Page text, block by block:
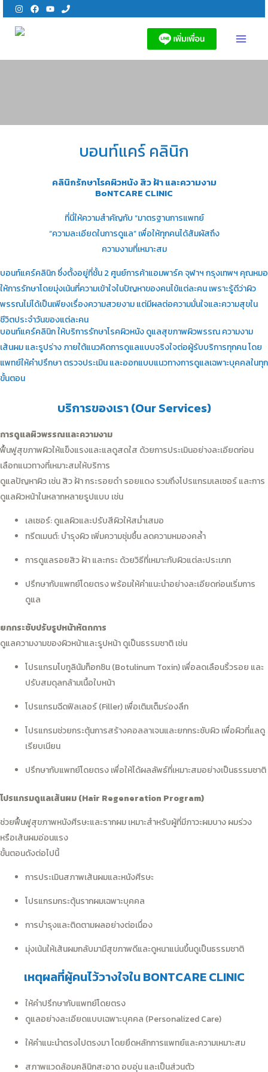
content
บอนท์แคร์ คลินิก
คลินิกรักษาโรคผิวหนัง สิว ฝ้า และความงาม
BoNTCARE CLINIC
ที่นี่ให้ความสำคัญกับ “มาตรฐานการแพทย์
“ความละเอียดในการดูแล” เพื่อให้ทุกคนได้สัมผัสถึง
ความงามที่เหมาะสม
บอนท์แคร์คลินิก ซึ่งตั้งอยู่ที่ชั้น 2 ศูนย์การค้าแอมพาร์ค จุฬาฯ กรุงเทพฯ คุณหมอ
ให้การรักษาโดยมุ่งเน้นที่ความเข้าใจในปัญหาของคนไข้แต่ละคน เพราะรู้ดีว่าผิว
พรรณไม่ได้เป็นเพียงเรื่องความสวยงาม แต่มีผลต่อความมั่นใจและความสุขใน
ชีวิตประจำวันของแต่ละคน
บอนท์แคร์คลินิก ให้บริการรักษาโรคผิวหนัง ดูแลสุขภาพผิวพรรณ ความงาม
เส้นผม และรูปร่าง ภายใต้แนวคิดการดูแลแบบจริงใจต่อผู้รับบริการทุกคน โดย
แพทย์ให้คำปรึกษา ตรวจประเมิน และออกแบบแนวทางการดูแลเฉพาะบุคคลในทุก
ขั้นตอน
บริการของเรา (Our Services)
การดูแลผิวพรรณและความงาม
ฟื้นฟูสุขภาพผิวให้แข็งแรงและแลดูสดใส ด้วยการประเมินอย่างละเอียดก่อน
เลือกแนวทางที่เหมาะสมให้บริการ
ดูแลปัญหาผิว เช่น สิว ฝ้า กระรอยดำ รอยแดง รวมถึงโปรแกรมเลเซอร์ และการ
ดูแลผิวหน้าในหลากหลายรูปแบบ เช่น
เลเซอร์: ดูแลผิวและปรับสีผิวให้สม่ำเสมอ
ทรีตเมนต์: บำรุงผิว เพิ่มความชุ่มชื้น ลดความหมองคล้ำ
การดูแลรอยสิว ฝ้า และกระ ด้วยวิธีที่เหมาะกับผิวแต่ละประเภท
ปรึกษากับแพทย์โดยตรง พร้อมให้คำแนะนำอย่างละเอียดก่อนเริ่มการ
ดูแล
ยกกระชับปรับรูปหน้าหัตถการ
ดูแลความงามของผิวหน้าและรูปหน้า ดูเป็นธรรมชาติ เช่น
โปรแกรมโบทูลินัมท็อกซิน (Botulinum Toxin) เพื่อลดเลือนริ้วรอย และ
ปรับสมดุลกล้ามเนื้อใบหน้า
โปรแกรมฉีดฟิลเลอร์ (Filler) เพื่อเติมเต็มร่องลึก
โปรแกรมช่วยกระตุ้นการสร้างคอลลาเจนและยกกระชับผิว เพื่อผิวที่แลดู
เรียบเนียน
ปรึกษากับแพทย์โดยตรง เพื่อให้ได้ผลลัพธ์ที่เหมาะสมอย่างเป็นธรรมชาติ
โปรแกรมดูแลเส้นผม (Hair Regeneration Program)
ช่วยฟื้นฟูสุขภาพหนังศีรษะและรากผม เหมาะสำหรับผู้ที่มีภาวะผมบาง ผมร่วง
หรือเส้นผมอ่อนแรง
ขั้นตอนดังต่อไปนี้
การประเมินสภาพเส้นผมและหนังศีรษะ
โปรแกรมกระตุ้นรากผมเฉพาะบุคคล
การบำรุงและติดตามผลอย่างต่อเนื่อง
มุ่งเน้นให้เส้นผมกลับมามีสุขภาพดีและดูหนาแน่นขึ้นดูเป็นธรรมชาติ
เหตุผลที่ผู้คนไว้วางใจใน BONTCARE CLINIC
ให้คำปรึกษากับแพทย์โดยตรง
ดูแลอย่างละเอียดแบบเฉพาะบุคคล (Personalized Care)
ให้คำแนะนำตรงไปตรงมา โดยยึดหลักการแพทย์และความเหมาะสม
สภาพแวดล้อมคลินิกสะอาด อบอุ่น และเป็นส่วนตัว